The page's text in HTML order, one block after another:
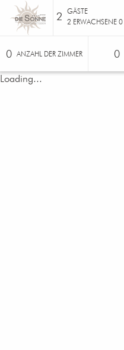
2 GÄSTE
2 ERWACHSENE 0
0 ANZAHL DER ZIMMER 0
Loading...